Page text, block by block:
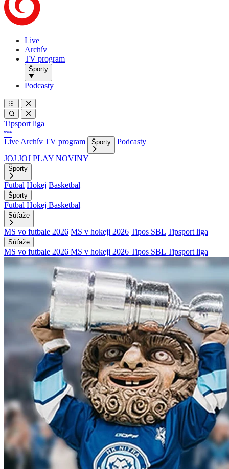
Live
Archív
TV program
Športy
Podcasty
Tipsport liga
Live Archív TV program Športy
Podcasty
JOJ JOJ PLAY NOVINY
Športy
Futbal Hokej Basketbal
Športy
Futbal Hokej Basketbal
Súťaže
MS vo futbale 2026 MS v hokeji 2026 Tipos SBL Tipsport liga
Súťaže
MS vo futbale 2026 MS v hokeji 2026 Tipos SBL Tipsport liga